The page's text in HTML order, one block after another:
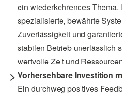
ein wiederkehrendes Thema.
spezialisierte, bewährte
Zuverlässigkeit und
stabilen Betrieb unerlässlich
wertvolle Zeit und
Vorhersehbare Investition
Ein durchweg positives